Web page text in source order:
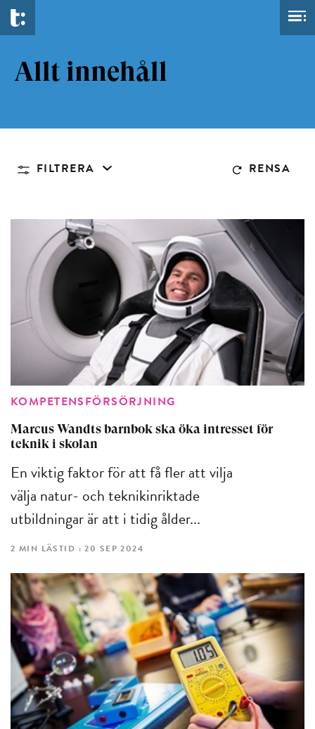
Allt innehåll
FILTRERA RENSA
KOMPETENSFÖRSÖRJNING
Marcus Wandts barnbok ska öka intresset för
teknik i skolan
En viktig faktor för att få fler att vilja
välja natur- och teknikinriktade
utbildningar är att i tidig ålder...
2 MIN LÄSTID : 20 SEP 2024